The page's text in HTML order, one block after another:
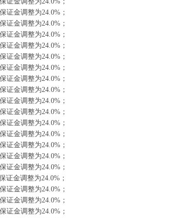
证金调整为24.0%；
证金调整为24.0%；
证金调整为24.0%；
证金调整为24.0%；
证金调整为24.0%；
证金调整为24.0%；
证金调整为24.0%；
证金调整为24.0%；
证金调整为24.0%；
证金调整为24.0%；
证金调整为24.0%；
证金调整为24.0%；
证金调整为24.0%；
证金调整为24.0%；
证金调整为24.0%；
证金调整为24.0%；
证金调整为24.0%；
证金调整为24.0%；
证金调整为24.0%；